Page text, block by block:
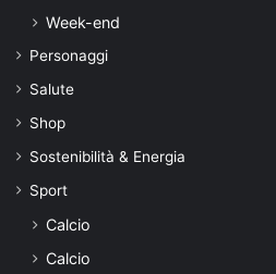
Week-end
Personaggi
Salute
Shop
Sostenibilità & Energia
Sport
Calcio
Calcio